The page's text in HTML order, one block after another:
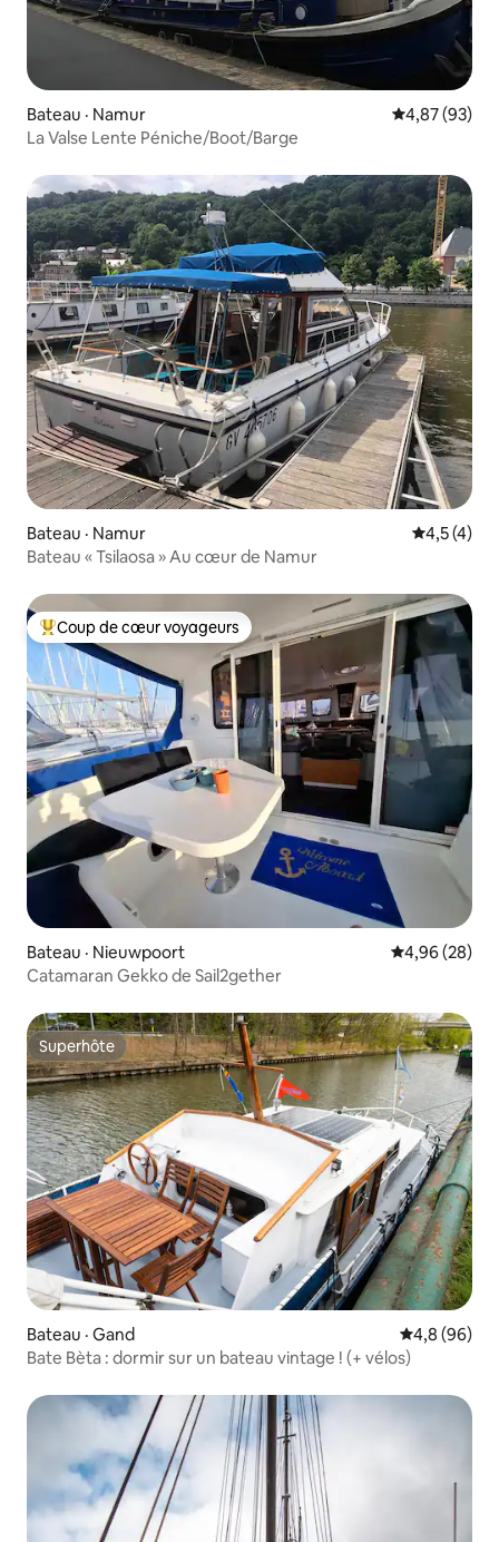
Bateau · Namur Note
4,87 (93)
La Valse Lente Péniche/Boot/Barge
Bateau · Namur Note
4,5 (4)
Bateau « Tsilaosa » Au cœur de Namur
Coup de cœur voyageurs parmi les plus aimés
Coup de cœur voyageurs
Bateau · Nieuwpoort Note
4,96 (28)
Catamaran Gekko de Sail2gether
Superhôte
Superhôte
Bateau · Gand Note
4,8 (96)
Bate Bèta : dormir sur un bateau vintage ! (+ vélos)